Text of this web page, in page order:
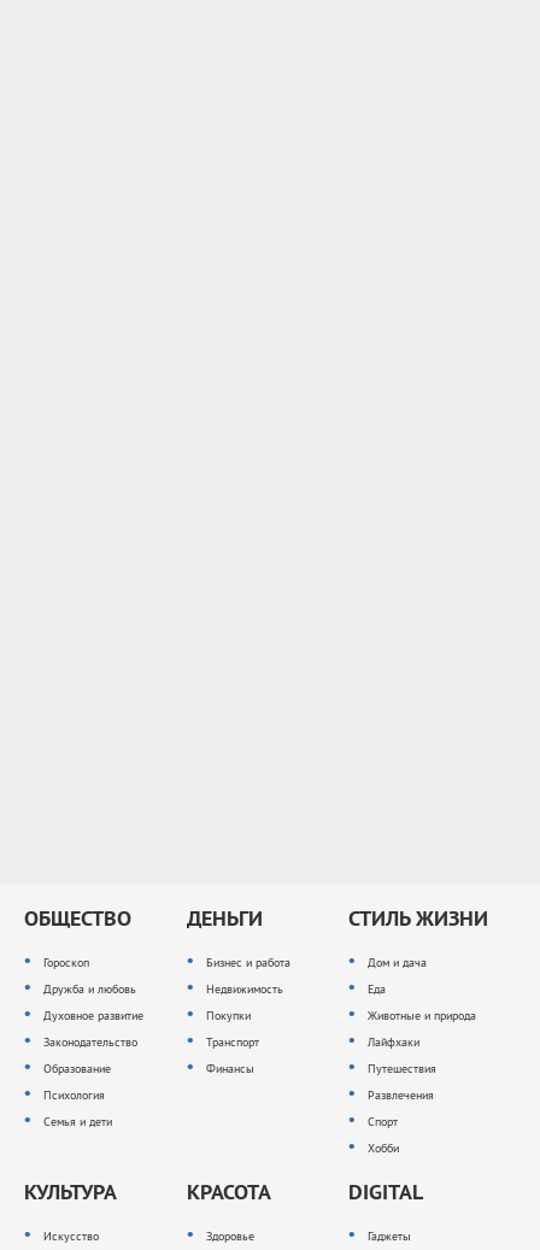
ОБЩЕСТВО
Гороскоп
Дружба и любовь
Духовное развитие
Законодательство
Образование
Психология
Семья и дети
ДЕНЬГИ
Бизнес и работа
Недвижимость
Покупки
Транспорт
Финансы
СТИЛЬ ЖИЗНИ
Дом и дача
Еда
Животные и природа
Лайфхаки
Путешествия
Развлечения
Спорт
Хобби
КУЛЬТУРА
Искусство
КРАСОТА
Здоровье
DIGITAL
Гаджеты